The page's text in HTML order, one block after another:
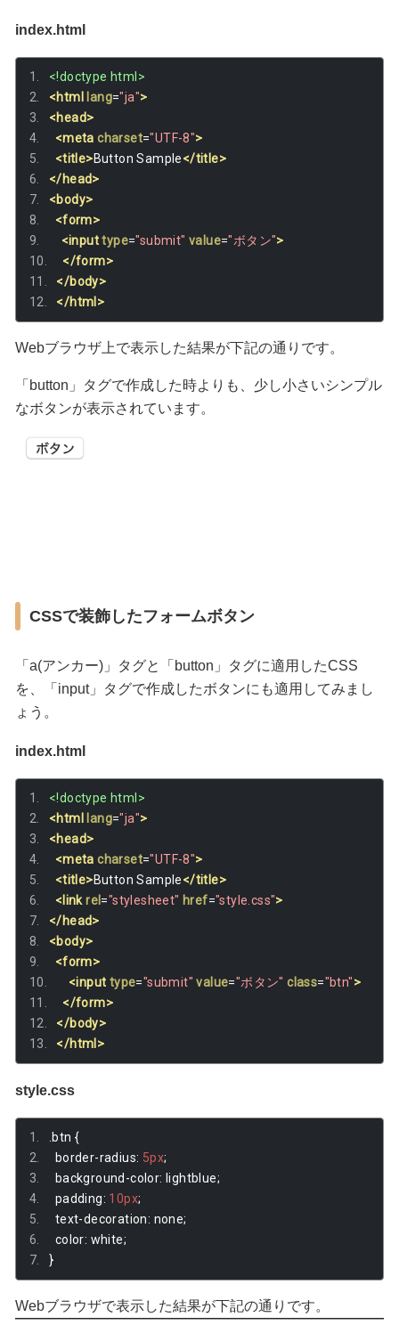
index.html
<!doctype html>
<html
lang="ja">
<head>
<meta charset="UTF-8">
<title>Button Sample</title>
</head>
<body>
<form>
<input type="submit" value="ボタン">
</form>
</body>
</html>
Webブラウザ上で表示した結果が下記の通りです。
「button」タグで作成した時よりも、少し小さいシンプル
なボタンが表示されています。
CSSで装飾したフォームボタン
「a(アンカー)」タグと「button」タグに適用したCSS
を、「input」タグで作成したボタンにも適用してみまし
ょう。
index.html
<!doctype html>
<html
lang="ja">
<head>
<meta charset="UTF-8">
<title>Button Sample</title>
<link rel ="stylesheet" href="style.css">
</head>
<body>
<form>
<input type="submit" value="ボタン" class="btn">
</form>
</body>
</html>
style.css
.btn {
  border
-radius: 5px;
  background
-color: lightblue;
  padding
: 10px;
  text
-decoration: none;
  color
: white;
}
Webブラウザで表示した結果が下記の通りです。